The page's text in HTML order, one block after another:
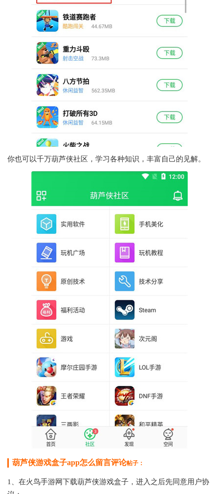
你也可以千万葫芦侠社区，学习各种知识，丰富自己的见解。
葫芦侠游戏盒子app怎么留言评论帖子 ：
1、在火鸟手游网下载葫芦侠游戏盒子，进入之后先同意用户协